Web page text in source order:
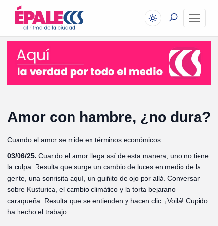
Amor con hambre, ¿no dura?
Cuando el amor se mide en términos económicos
03/06/25. Cuando el amor llega así de esta manera, uno no tiene
la culpa. Resulta que surge un cambio de luces en medio de la
gente, una sonrisita aquí, un guiñito de ojo por allá. Conversan
sobre Kusturica, el cambio climático y la torta bejarano
caraqueña. Resulta que se entienden y hacen clic. ¡Voilá! Cupido
ha hecho el trabajo.